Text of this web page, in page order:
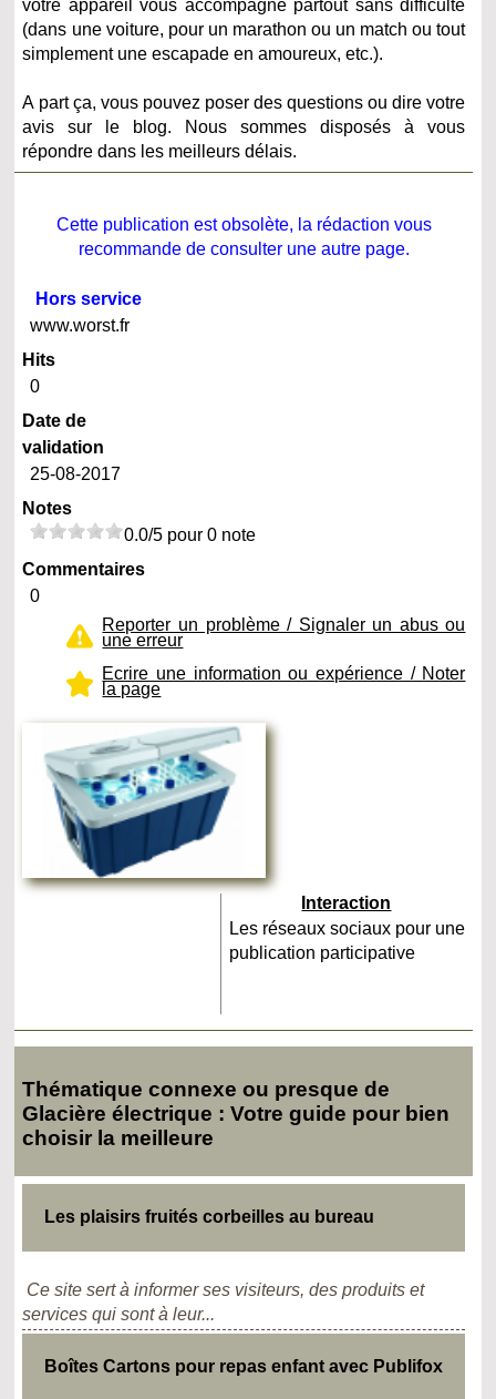
votre appareil vous accompagne partout sans difficulté
(dans une voiture, pour un marathon ou un match ou tout
simplement une escapade en amoureux, etc.).
A part ça, vous pouvez poser des questions ou dire votre
avis sur le blog. Nous sommes disposés à vous
répondre dans les meilleurs délais.
Cette publication est obsolète, la rédaction vous
recommande de consulter une autre page.
Hors service
www.worst.fr
Hits
0
Date de
validation
25-08-2017
Notes
0.0/5 pour 0 note
Commentaires
0
Reporter un problème / Signaler un abus ou
une erreur
Ecrire une information ou expérience / Noter
la page
Interaction
Les réseaux sociaux pour une
publication participative
Thématique connexe ou presque de
Glacière électrique : Votre guide pour bien
choisir la meilleure
Les plaisirs fruités corbeilles au bureau
Ce site sert à informer ses visiteurs, des produits et
services qui sont à leur...
Boîtes Cartons pour repas enfant avec Publifox